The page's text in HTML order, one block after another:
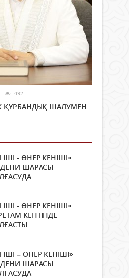
492
ҚҰРБАНДЫҚ ШАЛУМЕН
ІШІ - ӨНЕР КЕНІШІ»
ШАРАСЫ
ІШІ - ӨНЕР КЕНІШІ»
КЕНТІНДЕ
ІШІ – ӨНЕР КЕНІШІ»
ШАРАСЫ